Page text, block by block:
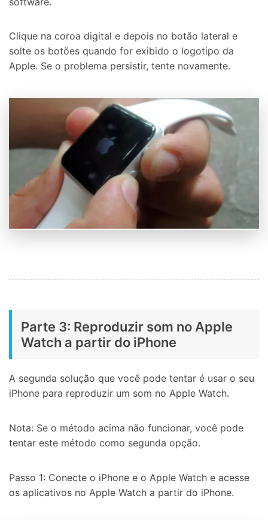
Clique na coroa digital e depois no botão lateral e
solte os botões quando for exibido o logotipo da
Apple. Se o problema persistir, tente novamente.
Parte 3: Reproduzir som no Apple
Watch a partir do iPhone
A segunda solução que você pode tentar é usar o seu
iPhone para reproduzir um som no Apple Watch.
Nota: Se o método acima não funcionar, você pode
tentar este método como segunda opção.
Passo 1: Conecte o iPhone e o Apple Watch e acesse
os aplicativos no Apple Watch a partir do iPhone.